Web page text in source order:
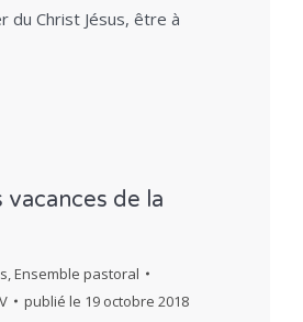
du Christ Jésus, être à
vacances de la
,Ensemble pastoral
publié le 19 octobre 2018